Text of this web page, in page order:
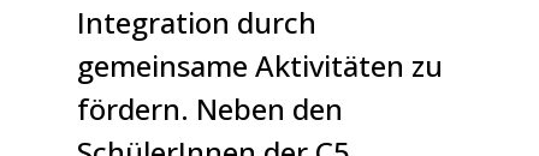
Integration durch
gemeinsame Aktivitäten zu
fördern. Neben den